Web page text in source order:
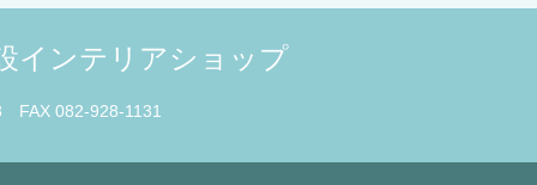
インテリアショップ
FAX 082-928-1131